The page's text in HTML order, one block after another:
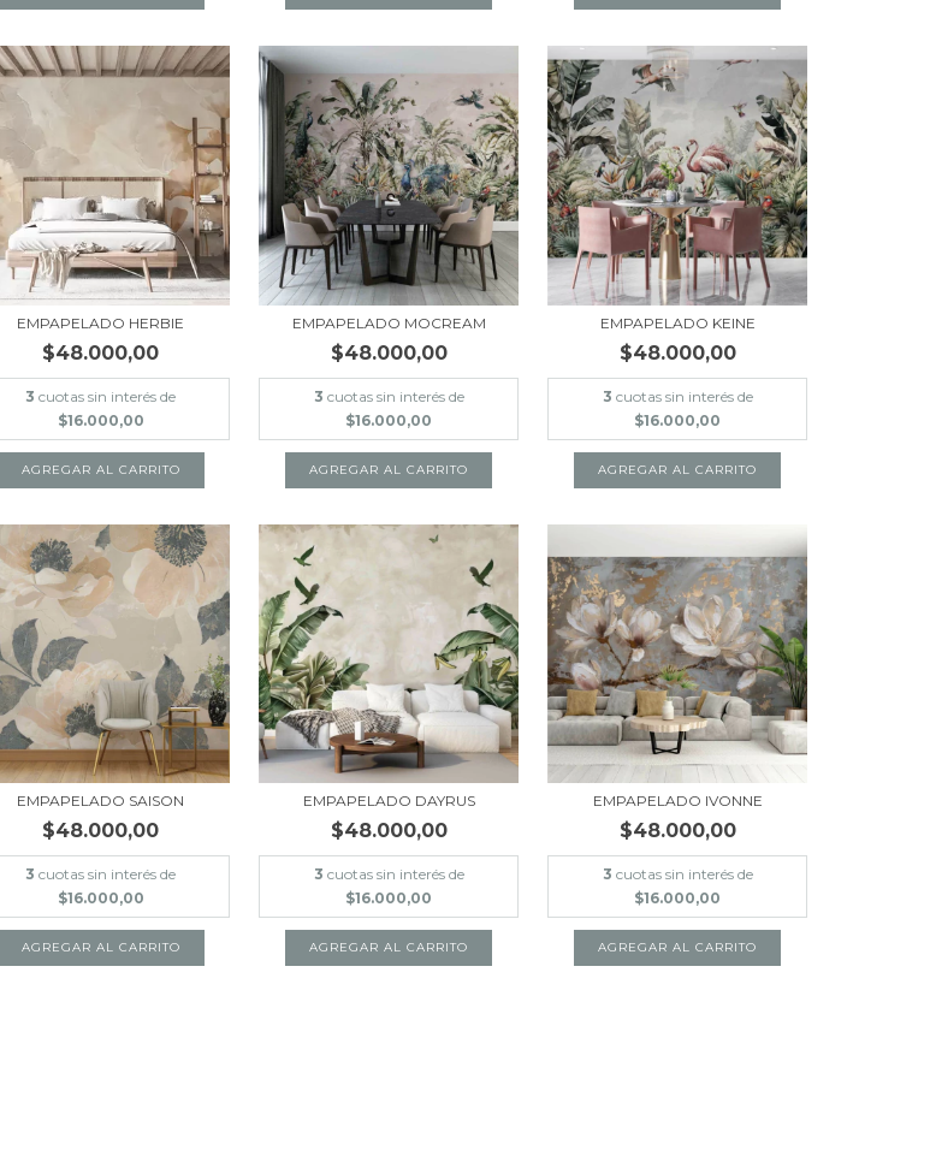
EMPAPELADO HERBIE
$48.000,00
3 cuotas sin interés de
$16.000,00
AGREGAR AL CARRITO
EMPAPELADO MOCREAM
$48.000,00
3 cuotas sin interés de
$16.000,00
AGREGAR AL CARRITO
EMPAPELADO KEINE
$48.000,00
3 cuotas sin interés de
$16.000,00
AGREGAR AL CARRITO
EMPAPELADO SAISON
$48.000,00
3 cuotas sin interés de
$16.000,00
AGREGAR AL CARRITO
EMPAPELADO DAYRUS
$48.000,00
3 cuotas sin interés de
$16.000,00
AGREGAR AL CARRITO
EMPAPELADO IVONNE
$48.000,00
3 cuotas sin interés de
$16.000,00
AGREGAR AL CARRITO